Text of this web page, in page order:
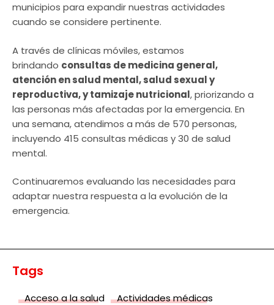
municipios para expandir nuestras actividades
cuando se considere pertinente.
A través de clínicas móviles, estamos
brindando consultas de medicina general,
atención en salud mental, salud sexual y
reproductiva, y tamizaje nutricional, priorizando a
las personas más afectadas por la emergencia. En
una semana, atendimos a más de 570 personas,
incluyendo 415 consultas médicas y 30 de salud
mental.
Continuaremos evaluando las necesidades para
adaptar nuestra respuesta a la evolución de la
emergencia.
Tags
Acceso a la salud Actividades médicas